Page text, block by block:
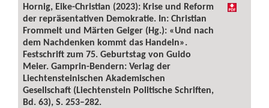
Hornig, Eike-Christian (2023): Krise und Reform
der repräsentativen Demokratie. In: Christian
Frommelt und Märten Geiger (Hg.): «Und nach
dem Nachdenken kommt das Handeln».
Festschrift zum 75. Geburtstag von Guido
Meier. Gamprin-Bendern: Verlag der
Liechtensteinischen Akademischen
Gesellschaft (Liechtenstein Politische Schriften,
Bd. 63), S. 253–282.